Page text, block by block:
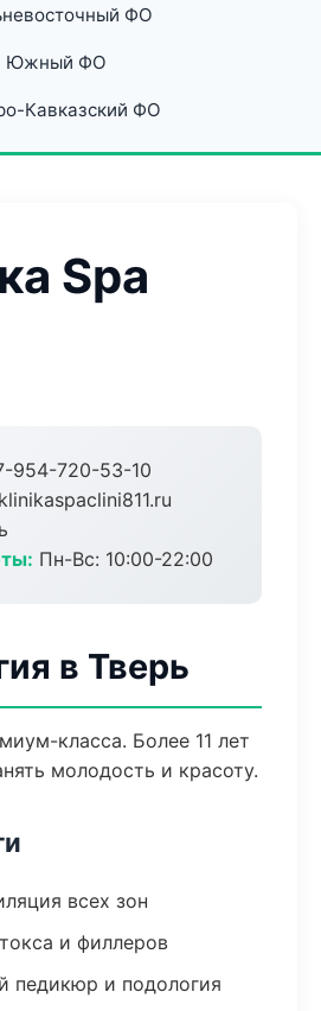
ФО
Южный ФО
Кавказский ФО
Spa
954-720-53-10
Пн-Вс: 10:00-22:00
в Тверь
класса. Более 11 лет
молодость и красоту.
всех зон
и филлеров
педикюр и подология